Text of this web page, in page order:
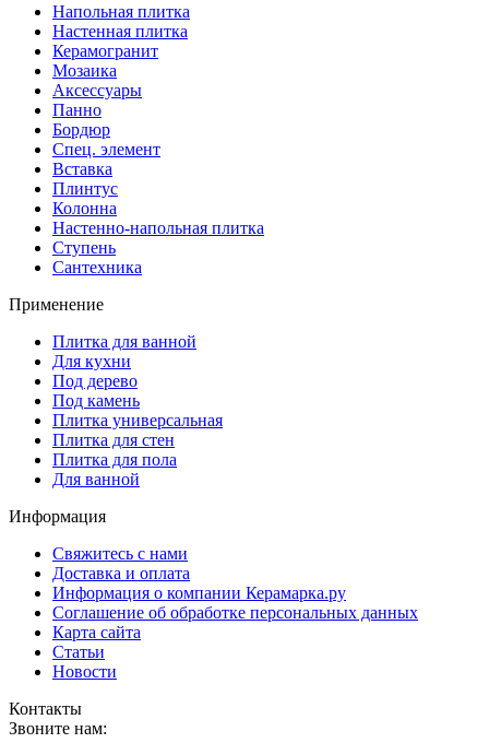
Напольная плитка
Настенная плитка
Керамогранит
Мозаика
Аксессуары
Панно
Бордюр
Спец. элемент
Вставка
Плинтус
Колонна
Настенно-напольная плитка
Ступень
Сантехника
Применение
Плитка для ванной
Для кухни
Под дерево
Под камень
Плитка универсальная
Плитка для стен
Плитка для пола
Для ванной
Информация
Свяжитесь с нами
Доставка и оплата
Информация о компании Керамарка.ру
Соглашение об обработке персональных данных
Карта сайта
Статьи
Новости
Контакты
Звоните нам: